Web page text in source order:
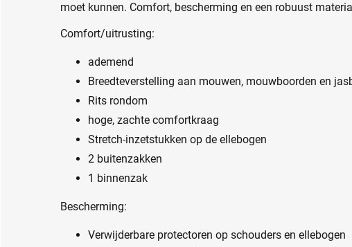
moet kunnen. Comfort, bescherming en een robuust
Comfort/uitrusting:
ademend
Breedteverstelling aan mouwen, mouwboorden en
Rits rondom
hoge, zachte comfortkraag
Stretch-inzetstukken op de ellebogen
2 buitenzakken
1 binnenzak
Bescherming:
Verwijderbare protectoren op schouders en ellebogen